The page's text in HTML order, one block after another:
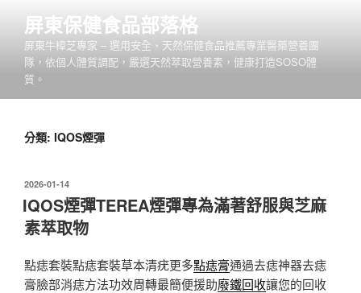
屏東保健食品部落格
屏東牛樟芝專家 – 選用安全、天然保健食品推薦專業醫藥營養團
隊，依個人體質調配，嚴選天然萃取營養素，健康打造SOSO體
質。
分類: IQOS煙彈
發
佈
於
2026-01-14
IQOS煙彈TEREA煙彈專為滿著舒服與芝麻
素萃取物
點痣套裝點痣套裝草本清疣更多點痣膏通過去痣神器去痣
膏臉部消痣方法功效周轉最簡便援助廢鐵回收讓您的回收